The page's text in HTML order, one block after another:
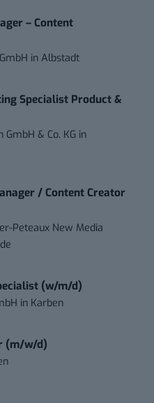
– Content
inAlbstadt
Specialist Product &
GmbH & Co. KG in
/ Content Creator
Peteaux New Media
(w/m/d)
in Karben
(m/w/d)